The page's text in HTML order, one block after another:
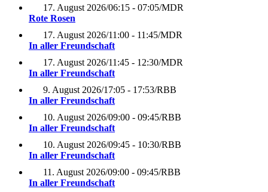
17. August 2026/06:15 - 07:05/MDR
Rote Rosen
17. August 2026/11:00 - 11:45/MDR
In aller Freundschaft
17. August 2026/11:45 - 12:30/MDR
In aller Freundschaft
9. August 2026/17:05 - 17:53/RBB
In aller Freundschaft
10. August 2026/09:00 - 09:45/RBB
In aller Freundschaft
10. August 2026/09:45 - 10:30/RBB
In aller Freundschaft
11. August 2026/09:00 - 09:45/RBB
In aller Freundschaft